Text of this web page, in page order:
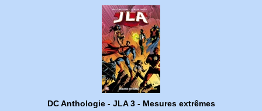
DC Anthologie - JLA 3 - Mesures extrêmes